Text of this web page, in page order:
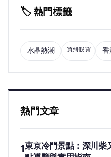
🏷️ 熱門標籤
水晶熱潮 買到假貨 香
熱門文章
1東京冷門景點：深川柴